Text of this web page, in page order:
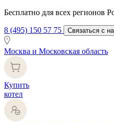
Бесплатно для всех регионов
8 (495) 150 57 75 Связаться с
Москва и Московская область
Купить
котел